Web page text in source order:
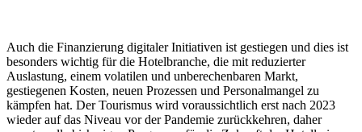
Auch die Finanzierung digitaler Initiativen ist gestiegen und dies ist
besonders wichtig für die Hotelbranche, die mit reduzierter
Auslastung, einem volatilen und unberechenbaren Markt,
gestiegenen Kosten, neuen Prozessen und Personalmangel zu
kämpfen hat. Der Tourismus wird voraussichtlich erst nach 2023
wieder auf das Niveau vor der Pandemie zurückkehren, daher